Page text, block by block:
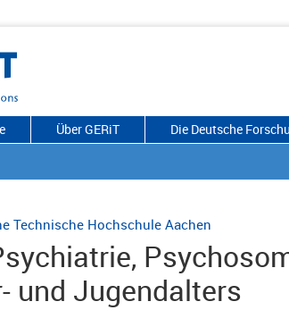
Über GERiT Die Deutsche
Technische Hochschule Aachen
und Jugendalters